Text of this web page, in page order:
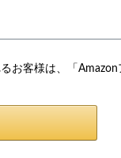
お客様は、「Amazon